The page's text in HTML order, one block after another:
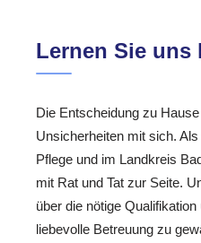
Lernen Sie uns
Die Entscheidung zu
Unsicherheiten mit sich.
Pflege und im Landkreis
mit Rat und Tat zur Seite.
über die nötige
liebevolle Betreuung zu